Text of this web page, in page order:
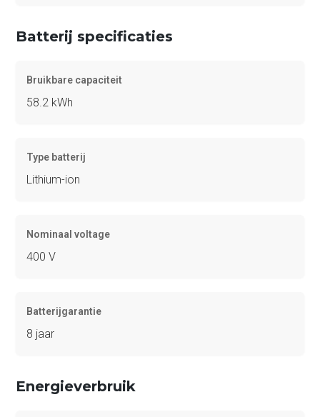
Batterij specificaties
Bruikbare capaciteit
58.2 kWh
Type batterij
Lithium-ion
Nominaal voltage
400 V
Batterijgarantie
8 jaar
Energieverbruik